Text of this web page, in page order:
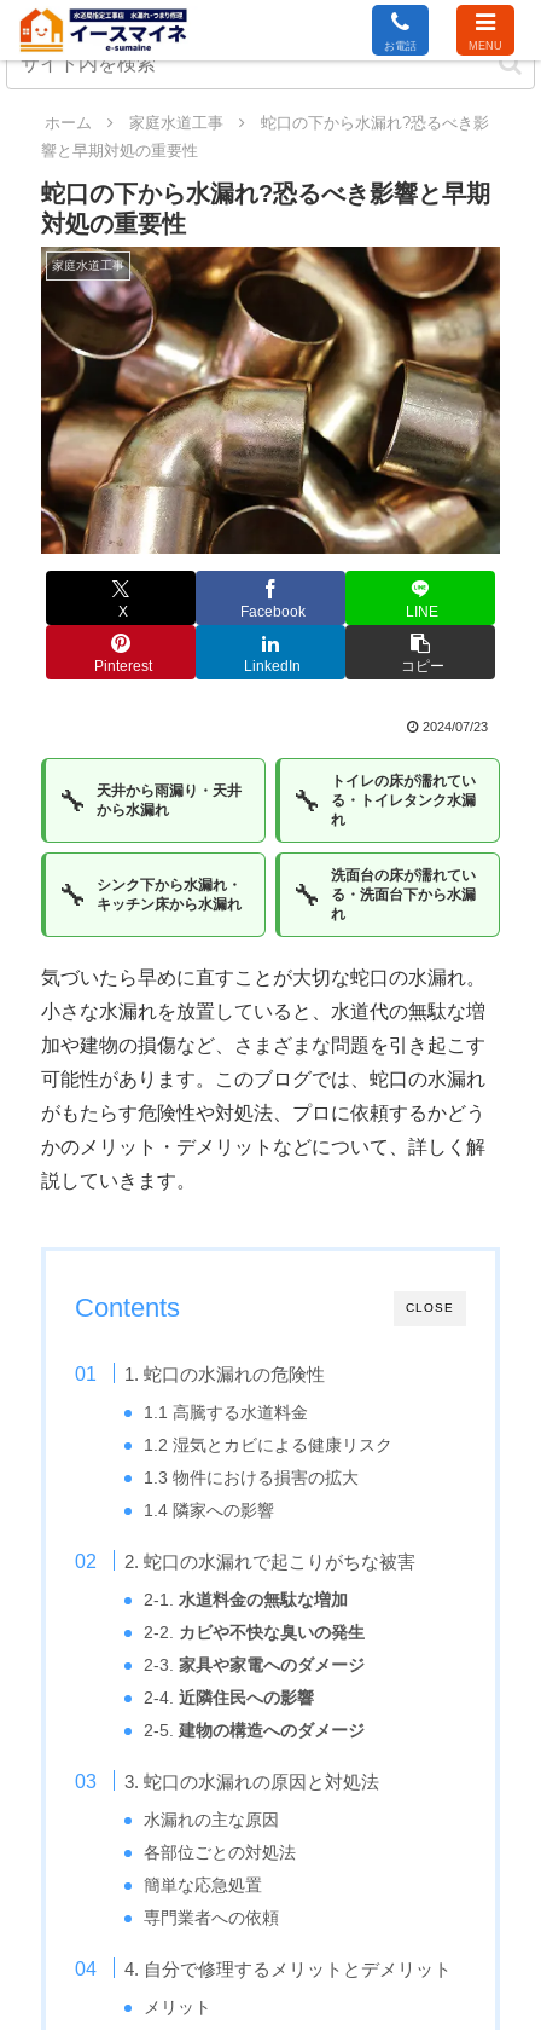
ホーム 家庭水道工事
蛇口の下から水漏れ?恐るべき影
響と早期対処の重要性
蛇口の下から水漏れ?恐るべき影響と早期
対処の重要性
家庭水道工事
X Facebook LINE
Pinterest LinkedIn コピー
2024/07/23
🔧
天井から雨漏り・天井
から水漏れ
🔧
トイレの床が濡れてい
る・トイレタンク水漏
れ
🔧
シンク下から水漏れ・
キッチン床から水漏れ
🔧
洗面台の床が濡れてい
る・洗面台下から水漏
れ
気づいたら早めに直すことが大切な蛇口の水漏れ。
小さな水漏れを放置していると、水道代の無駄な増
加や建物の損傷など、さまざまな問題を引き起こす
可能性があります。このブログでは、蛇口の水漏れ
がもたらす危険性や対処法、プロに依頼するかどう
かのメリット・デメリットなどについて、詳しく解
説していきます。
CLOSE
Contents
1. 蛇口の水漏れの危険性
1.1 高騰する水道料金
1.2 湿気とカビによる健康リスク
1.3 物件における損害の拡大
1.4 隣家への影響
2. 蛇口の水漏れで起こりがちな被害
2-1. 水道料金の無駄な増加
2-2. カビや不快な臭いの発生
2-3. 家具や家電へのダメージ
2-4. 近隣住民への影響
2-5. 建物の構造へのダメージ
3. 蛇口の水漏れの原因と対処法
水漏れの主な原因
各部位ごとの対処法
簡単な応急処置
専門業者への依頼
4. 自分で修理するメリットとデメリット
メリット
お電話 MENU